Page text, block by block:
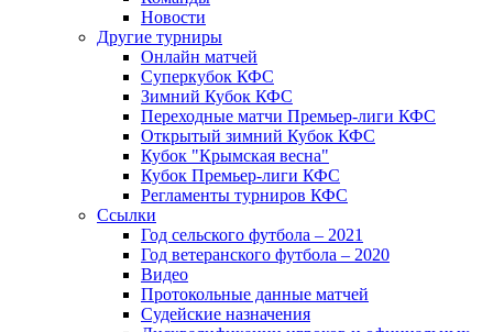
Новости
Другие турниры
Онлайн матчей
Суперкубок КФС
Зимний Кубок КФС
Переходные матчи Премьер-лиги КФС
Открытый зимний Кубок КФС
Кубок "Крымская весна"
Кубок Премьер-лиги КФС
Регламенты турниров КФС
Ссылки
Год сельского футбола – 2021
Год ветеранского футбола – 2020
Видео
Протокольные данные матчей
Судейские назначения